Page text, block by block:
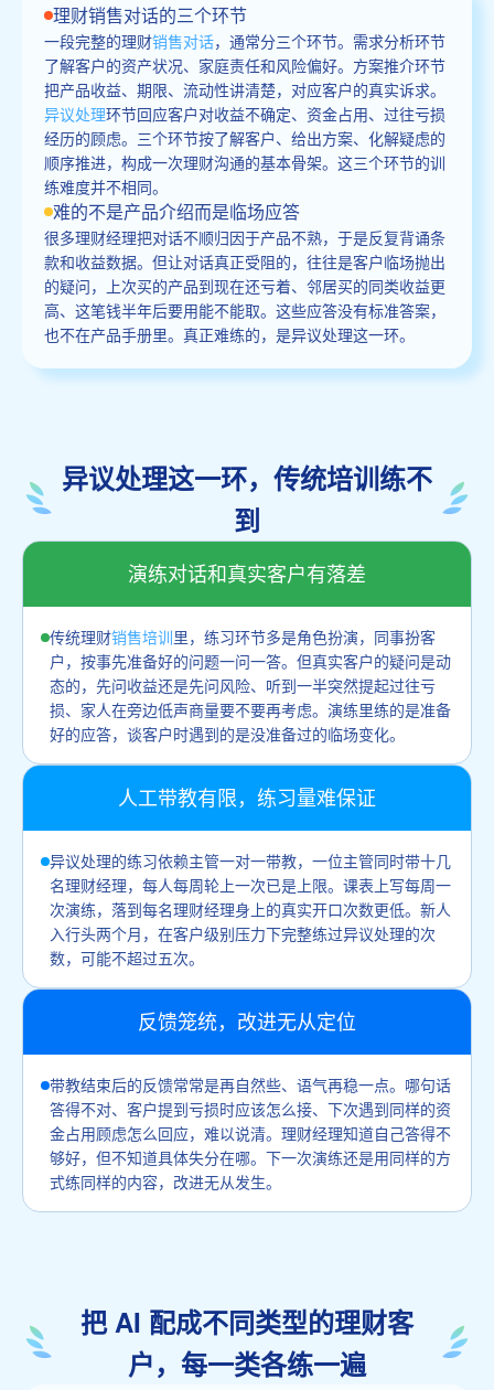
理财销售对话的三个环节
一段完整的理财销售对话，通常分三个环节。需求分析环节
了解客户的资产状况、家庭责任和风险偏好。方案推介环节
把产品收益、期限、流动性讲清楚，对应客户的真实诉求。
异议处理环节回应客户对收益不确定、资金占用、过往亏损
经历的顾虑。三个环节按了解客户、给出方案、化解疑虑的
顺序推进，构成一次理财沟通的基本骨架。这三个环节的训
练难度并不相同。
难的不是产品介绍而是临场应答
很多理财经理把对话不顺归因于产品不熟，于是反复背诵条
款和收益数据。但让对话真正受阻的，往往是客户临场抛出
的疑问，上次买的产品到现在还亏着、邻居买的同类收益更
高、这笔钱半年后要用能不能取。这些应答没有标准答案，
也不在产品手册里。真正难练的，是异议处理这一环。
异议处理这一环，传统培训练不
到
演练对话和真实客户有落差
传统理财销售培训里，练习环节多是角色扮演，同事扮客
户，按事先准备好的问题一问一答。但真实客户的疑问是动
态的，先问收益还是先问风险、听到一半突然提起过往亏
损、家人在旁边低声商量要不要再考虑。演练里练的是准备
好的应答，谈客户时遇到的是没准备过的临场变化。
人工带教有限，练习量难保证
异议处理的练习依赖主管一对一带教，一位主管同时带十几
名理财经理，每人每周轮上一次已是上限。课表上写每周一
次演练，落到每名理财经理身上的真实开口次数更低。新人
入行头两个月，在客户级别压力下完整练过异议处理的次
数，可能不超过五次。
反馈笼统，改进无从定位
带教结束后的反馈常常是再自然些、语气再稳一点。哪句话
答得不对、客户提到亏损时应该怎么接、下次遇到同样的资
金占用顾虑怎么回应，难以说清。理财经理知道自己答得不
够好，但不知道具体失分在哪。下一次演练还是用同样的方
式练同样的内容，改进无从发生。
把 AI 配成不同类型的理财客
户，每一类各练一遍